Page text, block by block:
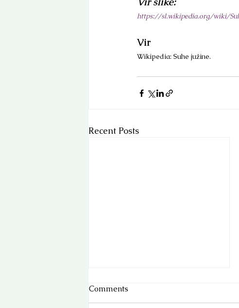
https://sl.wikipedia.org/wiki/
Vir
Wikipedia: Suhe južine.
Recent Posts
Comments